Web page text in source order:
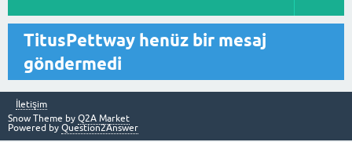
TitusPettway henüz bir mesaj
göndermedi
İletişim
Snow Theme by Q2A Market
Powered by Question2Answer